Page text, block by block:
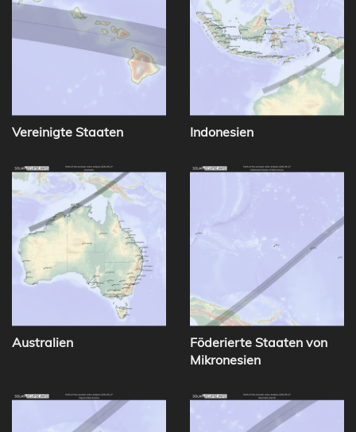
Vereinigte Staaten Indonesien
Australien
Föderierte Staaten von
Mikronesien